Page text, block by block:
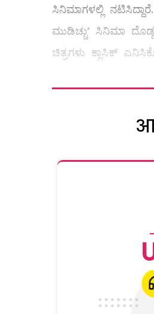
ಸಿನಿಮಾಗಳಲ್ಲಿ
ಮುಡಿಚ್ಚು’ ಸಿನಿಮಾ
ಚಿತ್ರಗಳು ಕ್ಲಾಸಿಕ್